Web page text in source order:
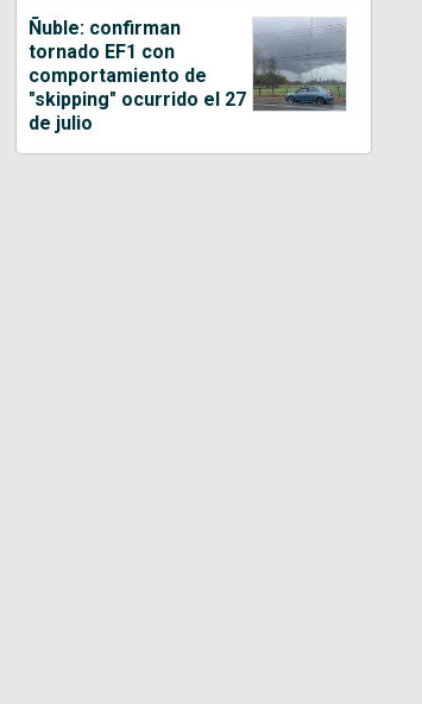
Ñuble: confirman
tornado EF1 con
comportamiento de
"skipping" ocurrido el 27
de julio